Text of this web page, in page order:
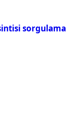
sorgulama